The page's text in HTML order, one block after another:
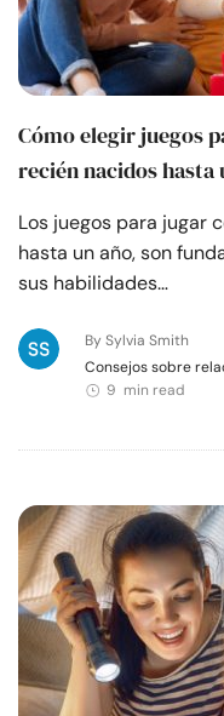
Cómo elegir juegos
recién nacidos hasta
Los juegos para jugar
hasta un año, son
sus habilidades…
By Sylvia Smith
Consejos sobre
9 min read